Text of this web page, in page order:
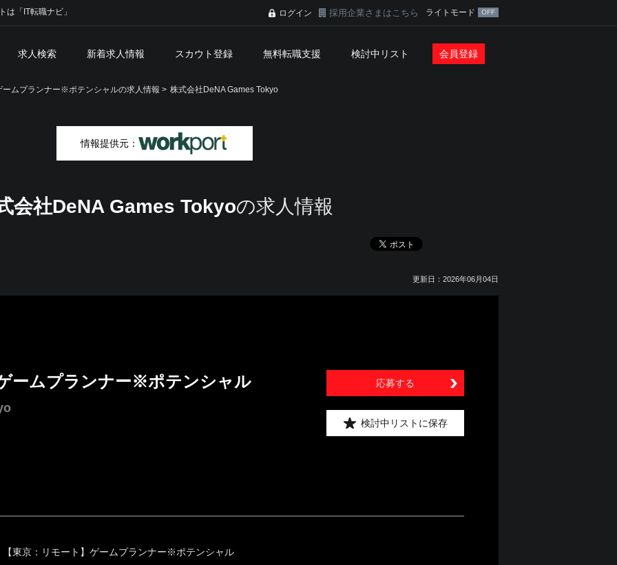
は「IT転職ナビ」 ログイン 採用企業さまはこちら ライトモード
求人検索 新着求人情報 スカウト登録 無料転職支援 検討中リスト 会員登録
ームプランナー※ポテンシャルの求人情報 > 株式会社DeNA Games Tokyo
情報提供元：
会社DeNA Games Tokyoの求人情報
更新日：2026年06月04日
ームプランナー※ポテンシャル 応募する
検討中リストに保存
【東京：リモート】ゲームプランナー※ポテンシャル